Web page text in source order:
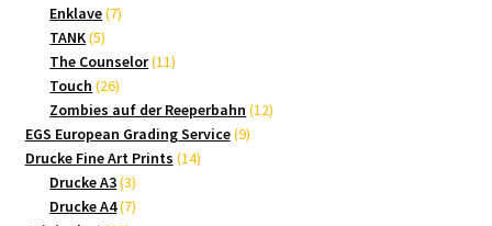
Enklave 77
TANK 55
Produkte
The Counselor 1111
Touch 2626
Produkte
Zombies auf der Reeperbahn 1212
EGS European Grading Service 99
Drucke Fine Art Prints 1414
Drucke A3 33
Produkte
Drucke A4 77